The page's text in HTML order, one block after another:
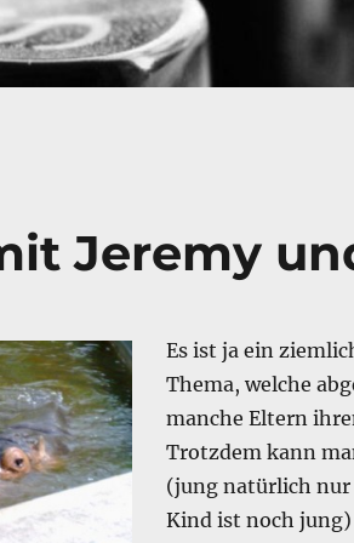
Jeremy
Es ist ja ein
Thema, welche
manche Eltern
Trotzdem kann
(jung natürlich nur
Kind ist noch